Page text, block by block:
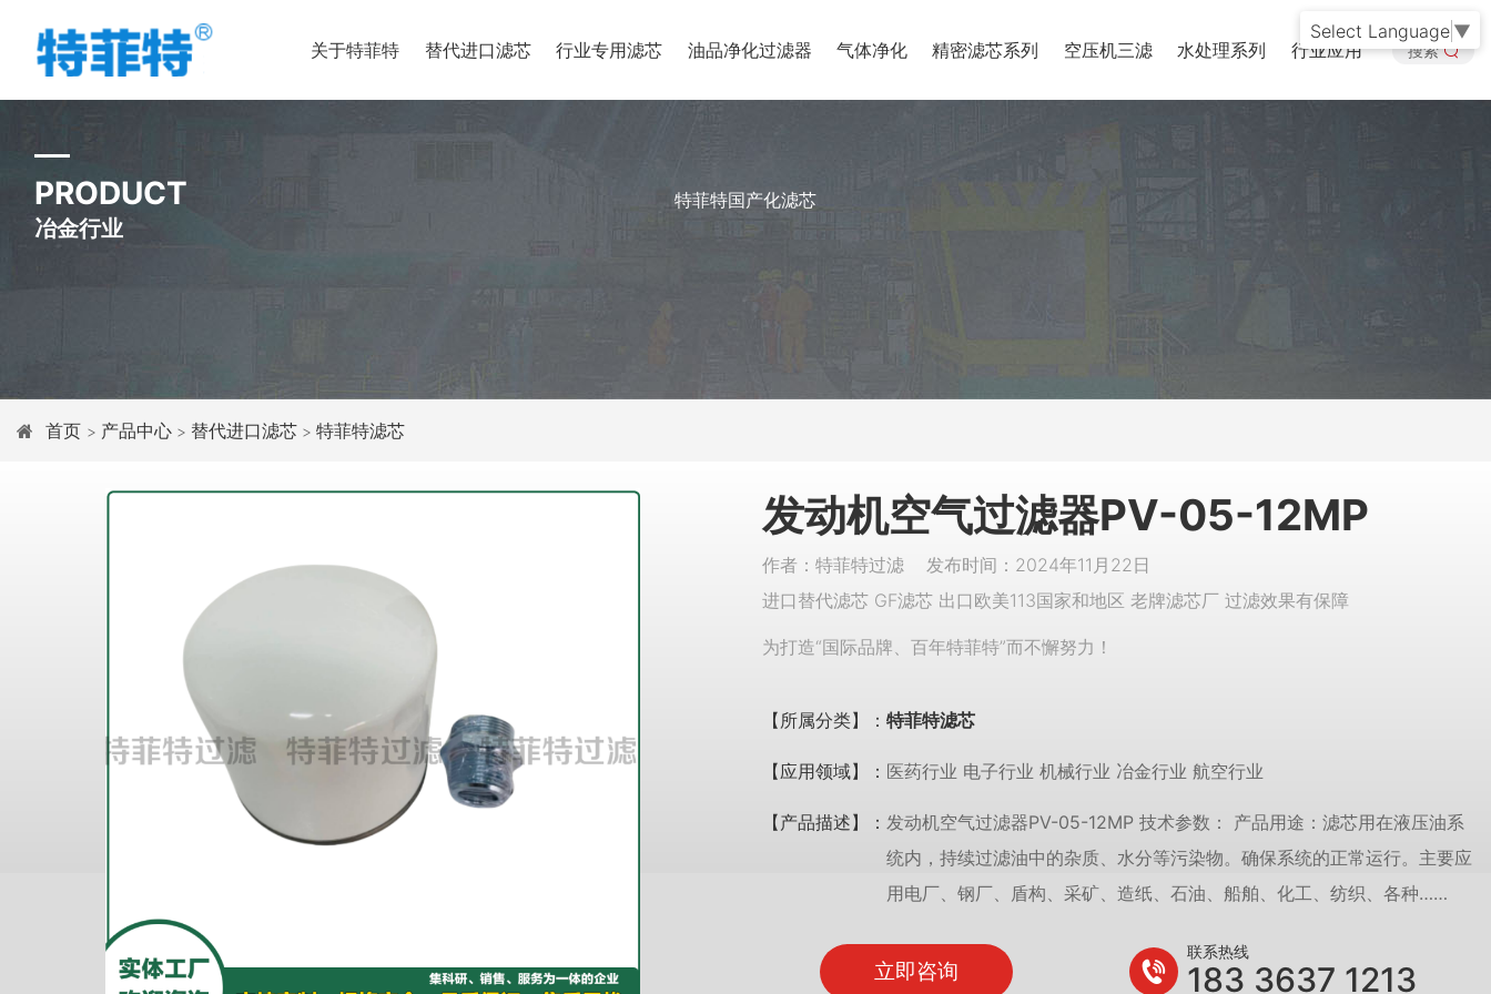
关于特菲特 替代进口滤芯 行业专用滤芯 油品净化过滤器 气体净化 精密滤芯系列 空压机三滤 水处理系列 行业应用 搜索
PRODUCT
冶金行业
特菲特国产化滤芯
首页 > 产品中心 > 替代进口滤芯 > 特菲特滤芯
发动机空气过滤器PV-05-12MP
作者：特菲特过滤 发布时间：2024年11月22日
进口替代滤芯 GF滤芯 出口欧美113国家和地区 老牌滤芯厂 过滤效果有保障
为打造“国际品牌、百年特菲特”而不懈努力！
【所属分类】： 特菲特滤芯
【应用领域】： 医药行业 电子行业 机械行业 冶金行业 航空行业
【产品描述】： 发动机空气过滤器PV-05-12MP 技术参数： 产品用途：滤芯用在液压油系
统内，持续过滤油中的杂质、水分等污染物。确保系统的正常运行。主要应
用电厂、钢厂、盾构、采矿、造纸、石油、船舶、化工、纺织、各种……
立即咨询
联系热线
183 3637 1213
Select Language ▼